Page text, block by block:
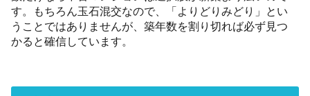
す。もちろん玉石混交なので、「よりどりみどり」とい
うことではありませんが、築年数を割り切れば必ず見つ
かると確信しています。